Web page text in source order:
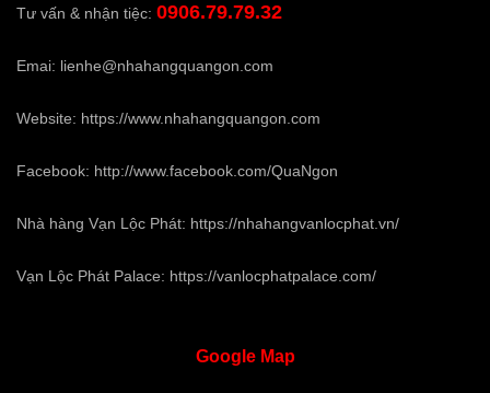
Tư vấn & nhận tiệc: 0906.79.79.32
Emai: lienhe@nhahangquangon.com
Website: https://www.nhahangquangon.com
Facebook: http://www.facebook.com/QuaNgon
Nhà hàng Vạn Lộc Phát: https://nhahangvanlocphat.vn/
Vạn Lộc Phát Palace: https://vanlocphatpalace.com/
GoogleMap